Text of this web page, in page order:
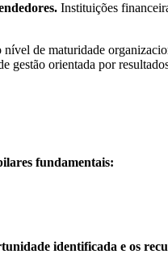
Instituições
nível de maturidade
gestão orientada por
fundamentais:
identificada e os